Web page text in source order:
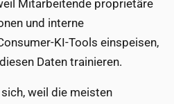
Mitarbeitende proprietäre
und interne
KI-Tools einspeisen,
Daten trainieren.
weil die meisten